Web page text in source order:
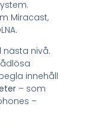
Miracast,
nästa nivå.
innehåll
– som
–